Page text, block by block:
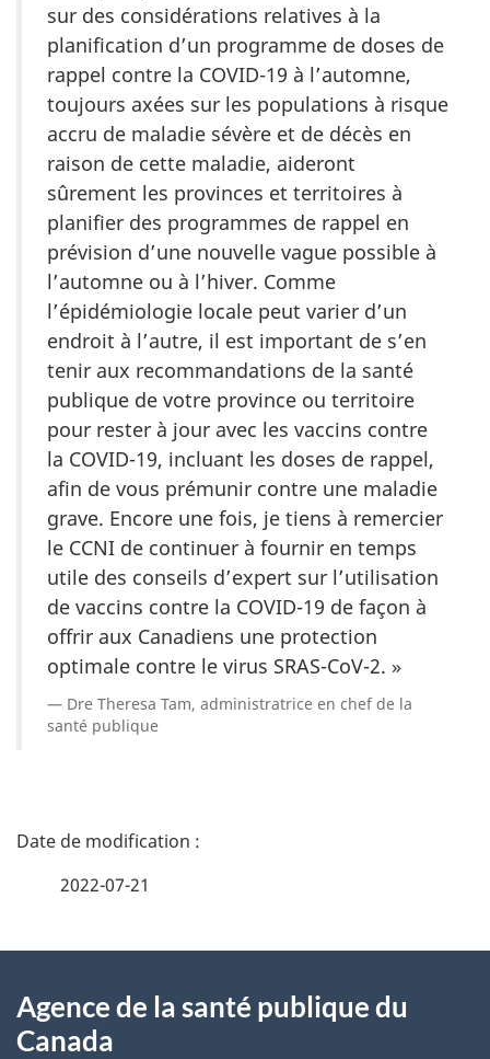
sur des considérations relatives à la
planification d’un programme de doses de
rappel contre la COVID-19 à l’automne,
toujours axées sur les populations à risque
accru de maladie sévère et de décès en
raison de cette maladie, aideront
sûrement les provinces et territoires à
planifier des programmes de rappel en
prévision d’une nouvelle vague possible à
l’automne ou à l’hiver. Comme
l’épidémiologie locale peut varier d’un
endroit à l’autre, il est important de s’en
tenir aux recommandations de la santé
publique de votre province ou territoire
pour rester à jour avec les vaccins contre
la COVID-19, incluant les doses de rappel,
afin de vous prémunir contre une maladie
grave. Encore une fois, je tiens à remercier
le CCNI de continuer à fournir en temps
utile des conseils d’expert sur l’utilisation
de vaccins contre la COVID-19 de façon à
offrir aux Canadiens une protection
optimale contre le virus SRAS-CoV-2. »
Dre Theresa Tam, administratrice en chef de la
santé publique
D
i
2022-07-21
propos
Agence de la santé publique du
Canada